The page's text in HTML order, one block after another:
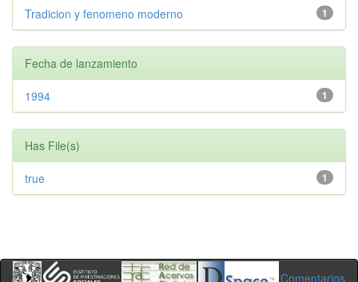
1
Tradicion y fenomeno moderno
Fecha de lanzamiento
1
1994
Has File(s)
1
true
Comentarios